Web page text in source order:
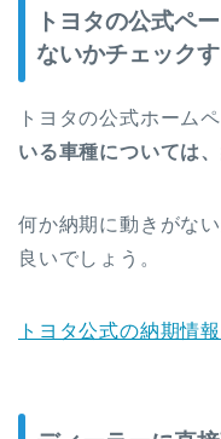
トヨタの公式ペ
ないかチェック
トヨタの公式ホーム
いる車種については
何か納期に動きがな
良いでしょう。
トヨタ公式の納期情